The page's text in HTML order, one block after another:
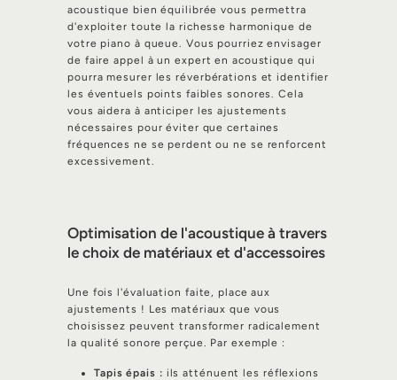
acoustique bien équilibrée vous permettra
d'exploiter toute la richesse harmonique de
votre piano à queue. Vous pourriez envisager
de faire appel à un expert en acoustique qui
pourra mesurer les réverbérations et identifier
les éventuels points faibles sonores. Cela
vous aidera à anticiper les ajustements
nécessaires pour éviter que certaines
fréquences ne se perdent ou ne se renforcent
excessivement.
Optimisation de l'acoustique à travers
le choix de matériaux et d'accessoires
Une fois l'évaluation faite, place aux
ajustements ! Les matériaux que vous
choisissez peuvent transformer radicalement
la qualité sonore perçue. Par exemple :
Tapis épais : ils atténuent les réflexions